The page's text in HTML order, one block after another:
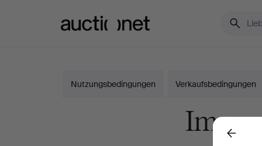
Nutzungsbedingungen Verkaufsbedingungen
Back